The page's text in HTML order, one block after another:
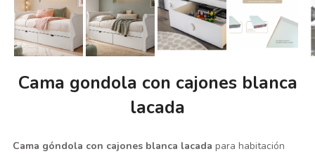
Cama gondola con cajones blanca
lacada
Cama góndola con cajones blanca lacada para habitación